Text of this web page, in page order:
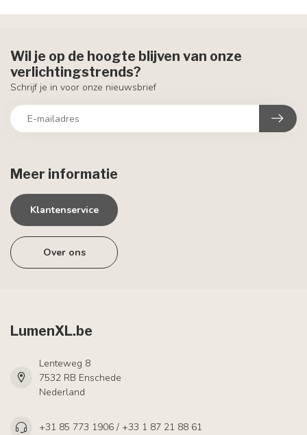
Meer informatie
Klantenservice
Over ons
Wil je op de hoogte blijven van onze
verlichtingstrends?
Schrijf je in voor onze nieuwsbrief
LumenXL.be
Lenteweg 8
7532 RB Enschede
Nederland
+31 85 773 1906 / +33 1 87 21 88 61